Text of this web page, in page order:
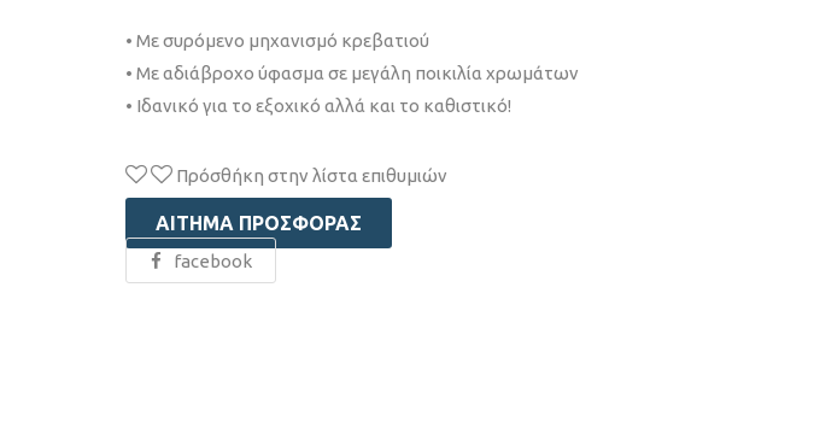
• Με συρόμενο μηχανισμό κρεβατιού
• Με αδιάβροχο ύφασμα σε μεγάλη ποικιλία χρωμάτων
• Ιδανικό για το εξοχικό αλλά και το καθιστικό!
Πρόσθήκη στην λίστα επιθυμιών
ΑΊΤΗΜΑ ΠΡΟΣΦΟΡΆΣ
facebook